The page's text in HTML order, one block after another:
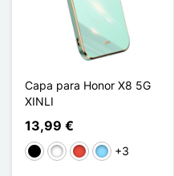
Capa para Honor X8 5G
XINLI
13,99 €
PretoBrancoVermelho
Azul Claro
+3